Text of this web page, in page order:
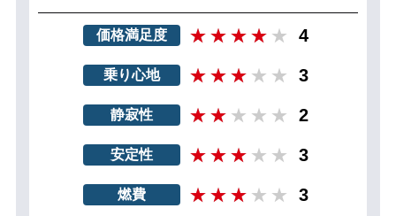
価格満足度 4
乗り心地 3
静寂性 2
安定性 3
燃費 3